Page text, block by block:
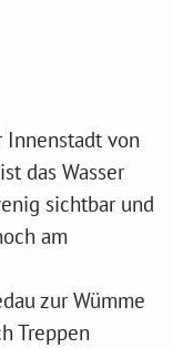
von
das Wasser
sichtbar und
am
zur Wümme
Treppen